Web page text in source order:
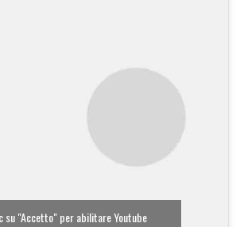
su "Accetto" per abilitare Youtube